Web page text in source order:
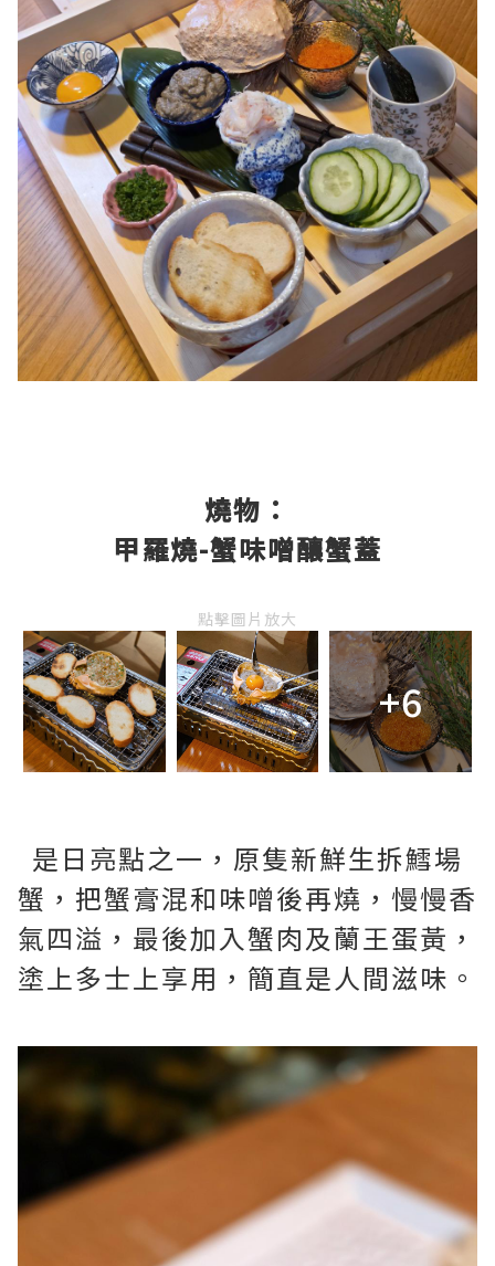
燒物：
甲羅燒-蟹味噌釀蟹蓋
點擊圖片放大
+6
是日亮點之一，原隻新鮮生拆鱈場
蟹，把蟹膏混和味噌後再燒，慢慢香
氣四溢，最後加入蟹肉及蘭王蛋黃，
塗上多士上享用，簡直是人間滋味。